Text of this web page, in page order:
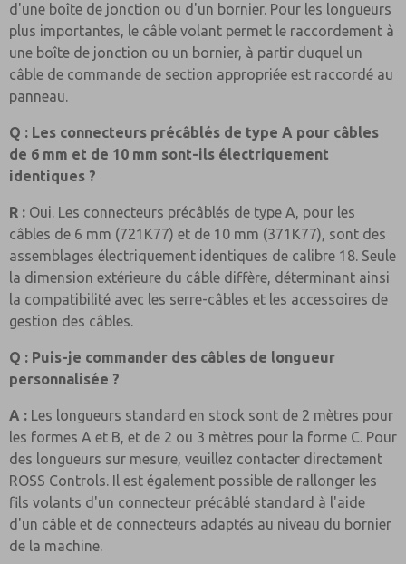
d'une boîte de jonction ou d'un bornier. Pour les longueurs
plus importantes, le câble volant permet le raccordement à
une boîte de jonction ou un bornier, à partir duquel un
câble de commande de section appropriée est raccordé au
panneau.
Q : Les connecteurs précâblés de type A pour câbles
de 6 mm et de 10 mm sont-ils électriquement
identiques ?
R : Oui. Les connecteurs précâblés de type A, pour les
câbles de 6 mm (721K77) et de 10 mm (371K77), sont des
assemblages électriquement identiques de calibre 18. Seule
la dimension extérieure du câble diffère, déterminant ainsi
la compatibilité avec les serre-câbles et les accessoires de
gestion des câbles.
Q : Puis-je commander des câbles de longueur
personnalisée ?
A : Les longueurs standard en stock sont de 2 mètres pour
les formes A et B, et de 2 ou 3 mètres pour la forme C. Pour
des longueurs sur mesure, veuillez contacter directement
ROSS Controls. Il est également possible de rallonger les
fils volants d'un connecteur précâblé standard à l'aide
d'un câble et de connecteurs adaptés au niveau du bornier
de la machine.